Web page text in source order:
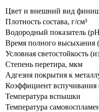
Цвет и внешний вид
Плотность состава, г/см³
Водородный показатель
Время полного высыхания
Условная светостойкость
Степень перетира, мкм
Адгезия покрытия к
Коэффициент вспучивания
Температура вспышки
Температура